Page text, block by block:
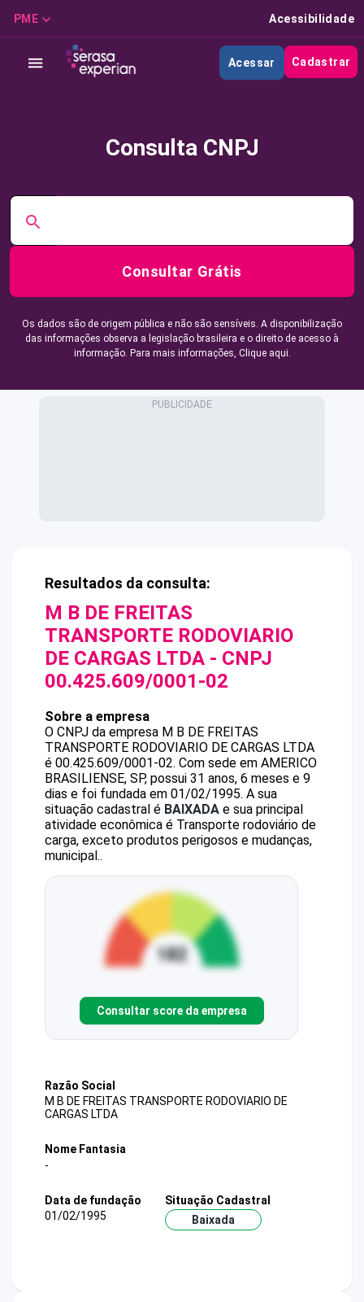
PME Acessibilidade
Acessar Cadastrar
Consulta CNPJ
Consultar Grátis
Os dados são de origem pública e não são sensíveis. A disponibilização
das informações observa a legislação brasileira e o direito de acesso à
informação. Para mais informações, Clique aqui.
Resultados da consulta:
M B DE FREITAS
TRANSPORTE RODOVIARIO
DE CARGAS LTDA - CNPJ
00.425.609/0001-02
Sobre a empresa
O CNPJ da empresa M B DE FREITAS
TRANSPORTE RODOVIARIO DE CARGAS LTDA
é 00.425.609/0001-02. Com sede em AMERICO
BRASILIENSE, SP, possui 31 anos, 6 meses e 9
dias e foi fundada em 01/02/1995. A sua
situação cadastral é BAIXADA e sua principal
atividade econômica é Transporte rodoviário de
carga, exceto produtos perigosos e mudanças,
municipal..
Consultar score da empresa
Razão Social
M B DE FREITAS TRANSPORTE RODOVIARIO DE
CARGAS LTDA
Nome Fantasia
-
Data de fundação
01/02/1995
Situação Cadastral
Baixada